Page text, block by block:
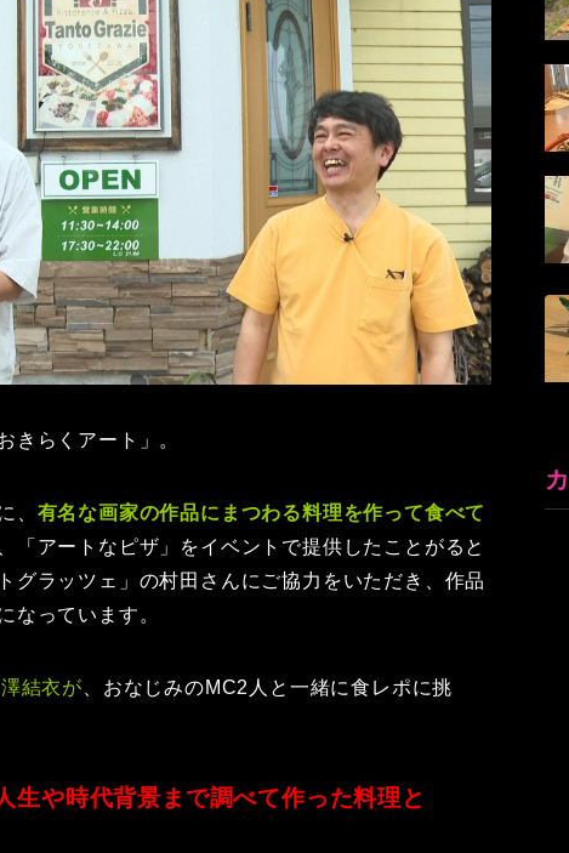
きらくアート」。
、 有名な画家の作品にまつわる料理を作って食べて
「アートなピザ」をイベントで提供したことがると
グラッツェ」の村田さんにご協力をいただき、作品
なっています。
結衣が 、おなじみのMC2人と一緒に食レポに挑
生や時代背景まで調べて作った料理と